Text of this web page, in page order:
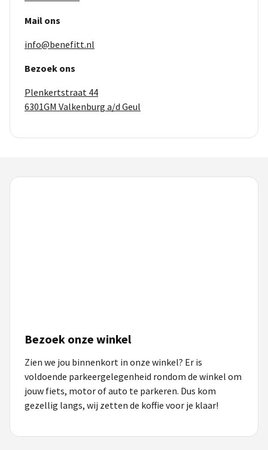
Mail ons
info@benefitt.nl
Bezoek ons
Plenkertstraat 44
6301GM Valkenburg a/d Geul
Bezoek onze winkel
Zien we jou binnenkort in onze winkel? Er is
voldoende parkeergelegenheid rondom de winkel om
jouw fiets, motor of auto te parkeren. Dus kom
gezellig langs, wij zetten de koffie voor je klaar!